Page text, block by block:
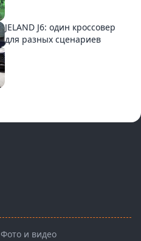
JELAND J6: один кроссовер
для разных сценариев
Фото и видео